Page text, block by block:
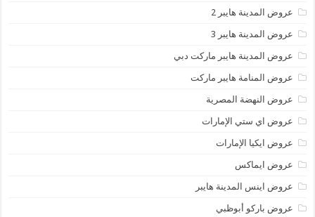
عروض المدينة هايبر 2
عروض المدينة هايبر 3
عروض المدينة هايبر ماركت دبي
عروض المنامة هايبر ماركت
عروض النهضة المصرية
عروض اي ستي الإمارات
عروض ايكيا الإمارات
عروض ايماكس
عروض اينس المدينة هايبر
عروض باركو أبوظبي